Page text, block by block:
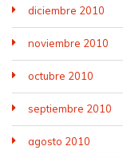
diciembre 2010
noviembre 2010
octubre 2010
septiembre 2010
agosto 2010